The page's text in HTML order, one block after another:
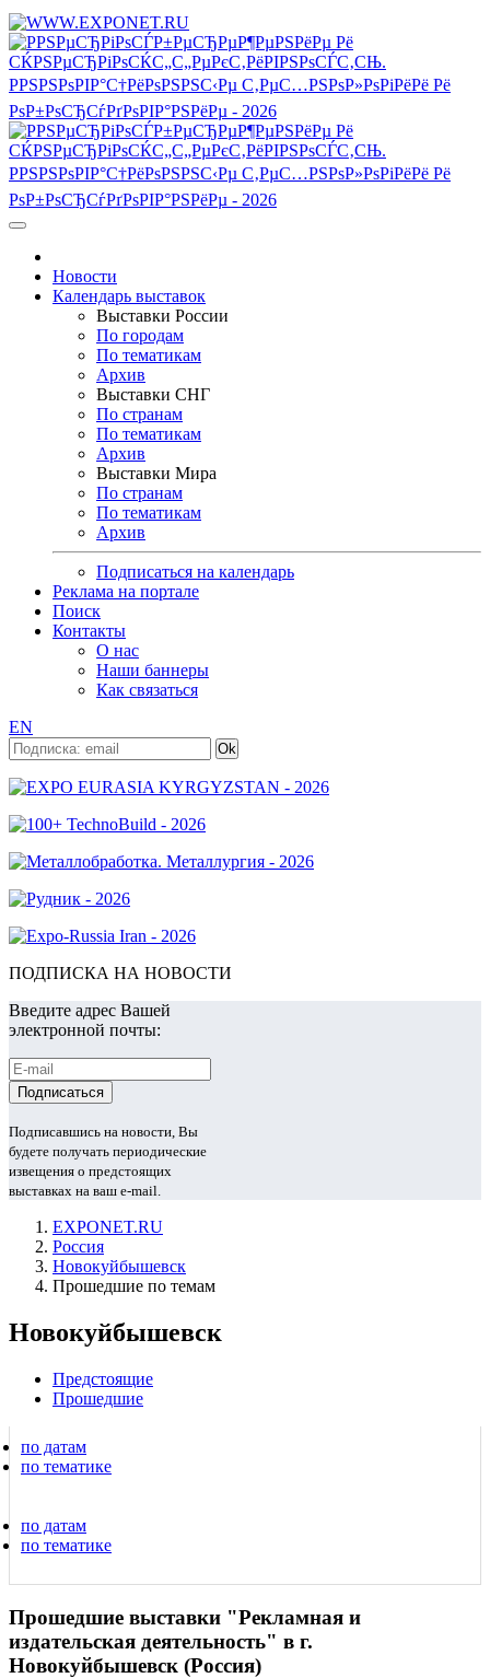
Новости
Календарь выставок
Выставки России
По городам
По тематикам
Архив
Выставки СНГ
По странам
По тематикам
Архив
Выставки Мира
По странам
По тематикам
Архив
Подписаться на календарь
Реклама на портале
Поиск
Контакты
О нас
Наши баннеры
Как связаться
EN
ПОДПИСКА НА НОВОСТИ
Введите адрес Вашей
электронной почты:
Подписавшись на новости, Вы
будете получать периодические
извещения о предстоящих
выставках на ваш e-mail.
EXPONET.RU
Россия
Новокуйбышевск
Прошедшие по темам
Новокуйбышевск
Предстоящие
Прошедшие
по датам
по тематике
по датам
по тематике
Прошедшие выставки "Рекламная и
издательская деятельность" в г.
Новокуйбышевск (Россия)